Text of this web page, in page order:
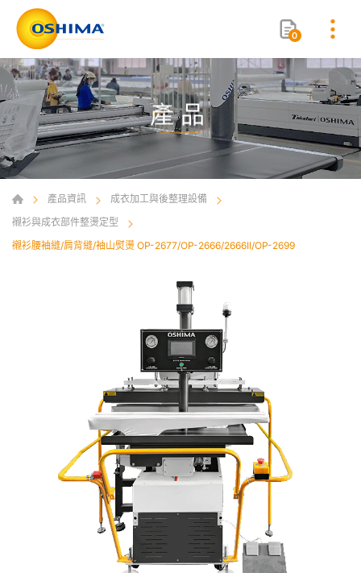
0
產品
產品資訊
成衣加工與後整理設備
襯衫與成衣部件整燙定型
襯衫腰袖縫/肩背縫/袖山熨燙 OP-2677/OP-2666/2666II/OP-2699